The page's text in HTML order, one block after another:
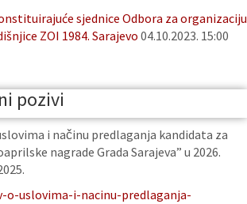
sjednice Odbora za organizaciju
ZOI 1984. Sarajevo 04.10.2023. 15:00
pozivi
i načinu predlaganja kandidata za
nagrade Grada Sarajeva” u 2026.
o-uslovima-i-nacinu-predlaganja-